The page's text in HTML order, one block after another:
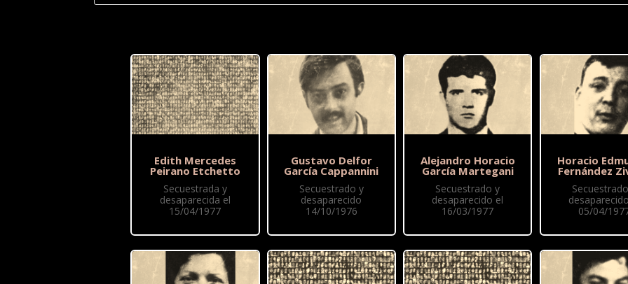
Edith Mercedes
Peirano Etchetto
Secuestrada y
desaparecida el
15/04/1977
Gustavo Delfor
García Cappannini
Secuestrado y
desaparecido
14/10/1976
Alejandro Horacio
García Martegani
Secuestrado y
desaparecido el
16/03/1977
Horacio
Fernández
05/04/